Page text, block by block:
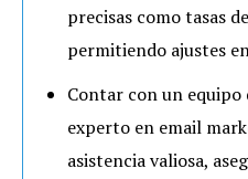
precisas como tasas
permitiendo ajustes
Contar con un
experto en email
asistencia valiosa,